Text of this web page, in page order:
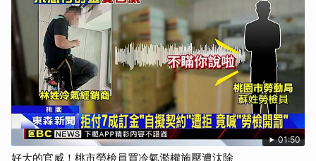
01:50
好大的官威！桃市勞檢員買冷氣濫權施壓遭汰除
取消